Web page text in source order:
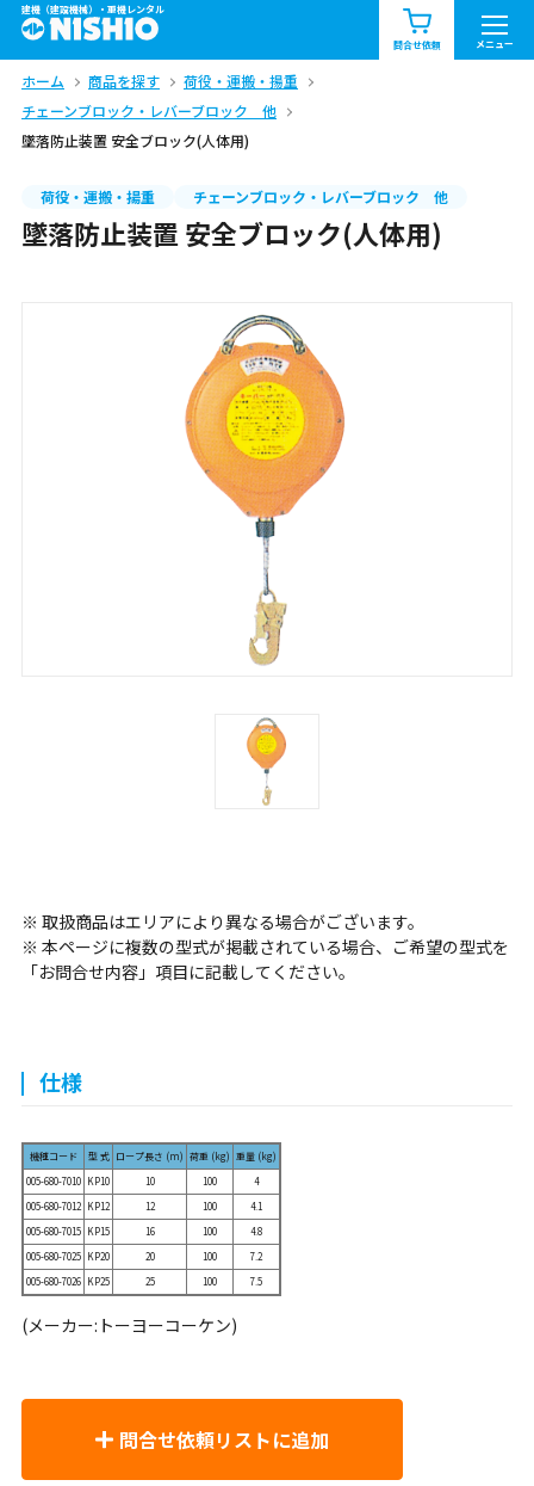
建機（建設機械）・重機レンタル
問合せ依頼 メニュー
商品一覧 お知らせ一覧
問合せ依頼リスト
エリア情報を見る
北海道 東北 関東
九州・沖縄（外部）
ホーム 商品を探す
荷役・運搬・揚重
チェーンブロック・レバーブロック 他
墜落防止装置 安全ブロック(人体用)
荷役・運搬・揚重 チェーンブロック・レバーブロック 他
墜落防止装置 安全ブロック(人体用)
※ 取扱商品はエリアにより異なる場合がございます。
※ 本ページに複数の型式が掲載されている場合、ご希望の型式を
「お問合せ内容」項目に記載してください。
仕様
機種コード 型 式 ロープ長さ (m) 荷重 (kg) 重量 (kg)
005-680-7010 KP10 10 100
4
005-680-7012 KP12 12 100
4.1
005-680-7015 KP15 16 100
4.8
005-680-7025 KP20 20 100
7.2
005-680-7026 KP25 25 100 7.5
(メーカー:トーヨーコーケン)
問合せ依頼リストに追加